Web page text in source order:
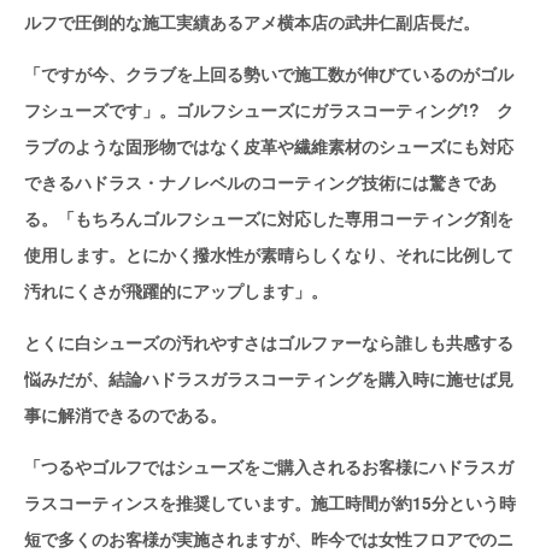
ルフで圧倒的な施工実績あるアメ横本店の武井仁副店長だ。
「ですが今、クラブを上回る勢いで施工数が伸びているのがゴル
フシューズです」。ゴルフシューズにガラスコーティング!? ク
ラブのような固形物ではなく皮革や繊維素材のシューズにも対応
できるハドラス・ナノレベルのコーティング技術には驚きであ
る。「もちろんゴルフシューズに対応した専用コーティング剤を
使用します。とにかく撥水性が素晴らしくなり、それに比例して
汚れにくさが飛躍的にアップします」。
とくに白シューズの汚れやすさはゴルファーなら誰しも共感する
悩みだが、結論ハドラスガラスコーティングを購入時に施せば見
事に解消できるのである。
「つるやゴルフではシューズをご購入されるお客様にハドラスガ
ラスコーティンスを推奨しています。施工時間が約15分という時
短で多くのお客様が実施されますが、昨今では女性フロアでのニ